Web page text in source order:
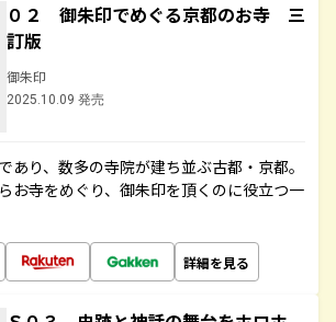
０２ 御朱印でめぐる京都のお寺 三
訂版
御朱印
2025.10.09 発売
あり、数多の寺院が建ち並ぶ古都・京都。
お寺をめぐり、御朱印を頂くのに役立つ一
詳細を見る